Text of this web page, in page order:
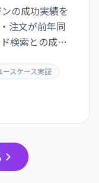
の成功実績を
注文が前年同
検索との成約
ースケース実証